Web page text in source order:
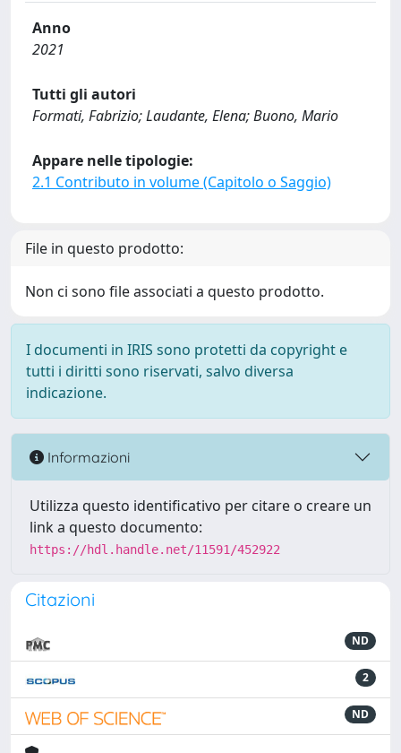
Anno
2021
Tutti gli autori
Formati, Fabrizio; Laudante, Elena; Buono, Mario
Appare nelle tipologie:
2.1 Contributo in volume (Capitolo o Saggio)
File in questo prodotto:
Non ci sono file associati a questo prodotto.
I documenti in IRIS sono protetti da copyright e
tutti i diritti sono riservati, salvo diversa
indicazione.
Informazioni
Utilizza questo identificativo per citare o creare un
link a questo documento:
https://hdl.handle.net/11591/452922
Citazioni
ND
2
ND